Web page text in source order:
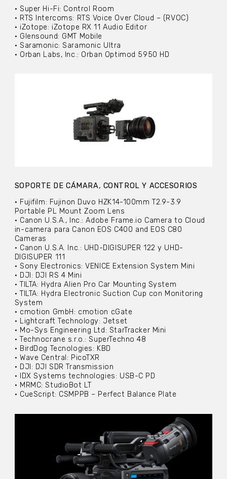
• Super Hi-Fi: Control Room
• RTS Intercoms: RTS Voice Over Cloud – (RVOC)
• iZotope: iZotope RX 11 Audio Editor
• Glensound: GMT Mobile
• Saramonic: Saramonic Ultra
• Orban Labs, Inc.: Orban Optimod 5950 HD
SOPORTE DE CÁMARA, CONTROL Y ACCESORIOS
• Fujifilm: Fujinon Duvo HZK14-100mm T2.9-3.9
Portable PL Mount Zoom Lens
• Canon U.S.A., Inc.: Adobe Frame.io Camera to Cloud
in-camera para Canon EOS C400 and EOS C80
Cameras
• Canon U.S.A. Inc.: UHD-DIGISUPER 122 y UHD-
DIGISUPER 111
• Sony Electronics: VENICE Extension System Mini
• DJI: DJI RS 4 Mini
• TILTA: Hydra Alien Pro Car Mounting System
• TILTA: Hydra Electronic Suction Cup con Monitoring
System
• cmotion GmbH: cmotion cGate
• Lightcraft Technology: Jetset
• Mo-Sys Engineering Ltd: StarTracker Mini
• Technocrane s.r.o.: SuperTechno 48
• BirdDog Tecnologies: KBD
• Wave Central: PicoTXR
• DJI: DJI SDR Transmission
• IDX Systems technologies: USB-C PD
• MRMC: StudioBot LT
• CueScript: CSMPPB – Perfect Balance Plate